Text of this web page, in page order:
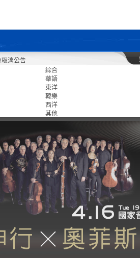
告
綜合
華語
東洋
韓樂
西洋
其他